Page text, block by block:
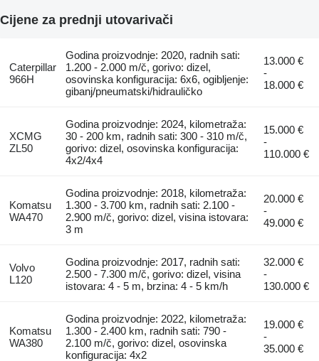
Cijene za prednji utovarivači
Caterpillar
966H
Godina proizvodnje: 2020, radnih sati:
1.200 - 2.000 m/č, gorivo: dizel,
osovinska konfiguracija: 6x6, ogibljenje:
gibanj/pneumatski/hidrauličko
13.000 €
-
18.000 €
XCMG
ZL50
Godina proizvodnje: 2024, kilometraža:
30 - 200 km, radnih sati: 300 - 310 m/č,
gorivo: dizel, osovinska konfiguracija:
4x2/4x4
15.000 €
-
110.000 €
Komatsu
WA470
Godina proizvodnje: 2018, kilometraža:
1.300 - 3.700 km, radnih sati: 2.100 -
2.900 m/č, gorivo: dizel, visina istovara:
3 m
20.000 €
-
49.000 €
Volvo
L120
Godina proizvodnje: 2017, radnih sati:
2.500 - 7.300 m/č, gorivo: dizel, visina
istovara: 4 - 5 m, brzina: 4 - 5 km/h
32.000 €
-
130.000 €
Komatsu
WA380
Godina proizvodnje: 2022, kilometraža:
1.300 - 2.400 km, radnih sati: 790 -
2.100 m/č, gorivo: dizel, osovinska
konfiguracija: 4x2
19.000 €
-
35.000 €